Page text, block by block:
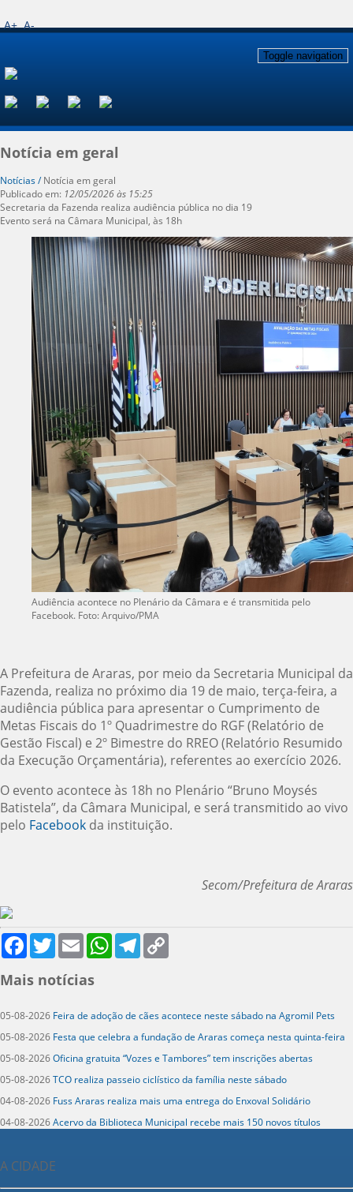
A+ A-
Toggle navigation
Notícia em geral
Notícias /Notícia em geral
Publicado em: 12/05/2026 às 15:25
Secretaria da Fazenda realiza audiência pública no dia 19
Evento será na Câmara Municipal, às 18h
Audiência acontece no Plenário da Câmara e é transmitida pelo
Facebook. Foto: Arquivo/PMA
A Prefeitura de Araras, por meio da Secretaria Municipal da
Fazenda, realiza no próximo dia 19 de maio, terça-feira, a
audiência pública para apresentar o Cumprimento de
Metas Fiscais do 1º Quadrimestre do RGF (Relatório de
Gestão Fiscal) e 2º Bimestre do RREO (Relatório Resumido
da Execução Orçamentária), referentes ao exercício 2026.
O evento acontece às 18h no Plenário “Bruno Moysés
Batistela”, da Câmara Municipal, e será transmitido ao vivo
pelo Facebook da instituição.
Secom/Prefeitura de Araras
FacebookTwitter Email WhatsAppTelegram
Mais notícias
05-08-2026 Feira de adoção de cães acontece neste sábado na Agromil Pets
05-08-2026 Festa que celebra a fundação de Araras começa nesta quinta-feira
05-08-2026Oficina gratuita “Vozes e Tambores” tem inscrições abertas
05-08-2026TCO realiza passeio ciclístico da família neste sábado
04-08-2026 Fuss Araras realiza mais uma entrega do Enxoval Solidário
04-08-2026Acervo da Biblioteca Municipal recebe mais 150 novos títulos
A CIDADE